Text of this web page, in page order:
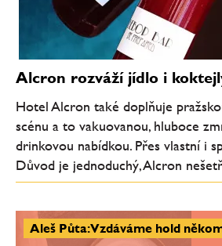
Alcron rozváží jídlo i
Hotel Alcron také doplňuje
scénu a to vakuovanou, hluboce
drinkovou nabídkou. Přes vlastní i
Důvod je jednoduchý, Alcron